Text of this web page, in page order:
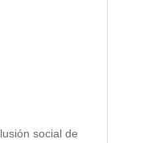
social de